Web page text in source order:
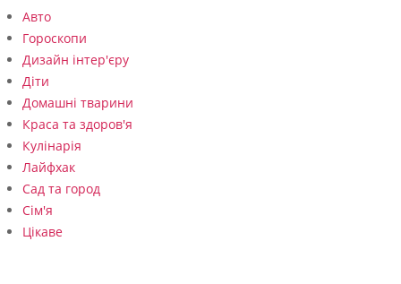
Авто
Гороскопи
Дизайн інтер'єру
Діти
Домашні тварини
Краса та здоров'я
Кулінарія
Лайфхак
Сад та город
Сім'я
Цікаве